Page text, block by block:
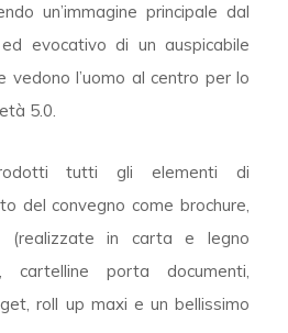
un’immagine principale dal
evocativo di un auspicabile
l’uomo al centro per lo
5.0.
tutti gli elementi di
del convegno come brochure,
(realizzate in carta e legno
cartelline porta documenti,
roll up maxi e un bellissimo